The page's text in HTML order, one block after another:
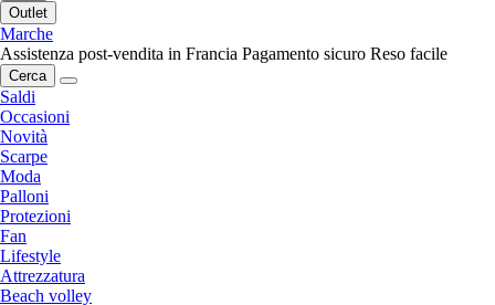
Outlet
Marche
Assistenza post-vendita in Francia Pagamento sicuro Reso facile
Cerca
Saldi
Occasioni
Novità
Scarpe
Moda
Palloni
Protezioni
Fan
Lifestyle
Attrezzatura
Beach volley